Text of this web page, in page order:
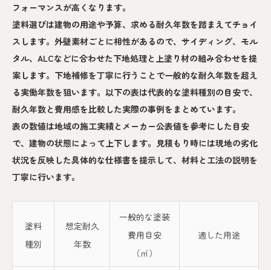
フォーマンスが高くなります。
塗料選びは建物の用途や予算、求める耐久年数を踏まえてチョイ
スします。外壁素材ごとに相性があるので、サイディング、モル
タル、ALCなどに合わせた下地処理と上塗り材の組み合わせを提
案します。下地補修を丁寧に行うことで一般的な耐久年数を超え
る実働年数を狙います。以下の表は代表的な塗料種別の目安で、
耐久年数と費用感を比較した実際の事例をまとめています。
表の数値は地域の施工実績とメーカー公表値を参考にした目安
で、建物の状態によって上下します。見積もり時には現地の劣化
状況を反映した具体的な仕様書を提示して、材料と工法の説明を
丁寧に行います。
塗料
種別
想定耐久
年数
一般的な塗装
費用目安
（㎡）
適した用途